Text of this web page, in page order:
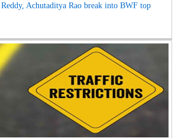
Achutaditya Rao break into BWF top